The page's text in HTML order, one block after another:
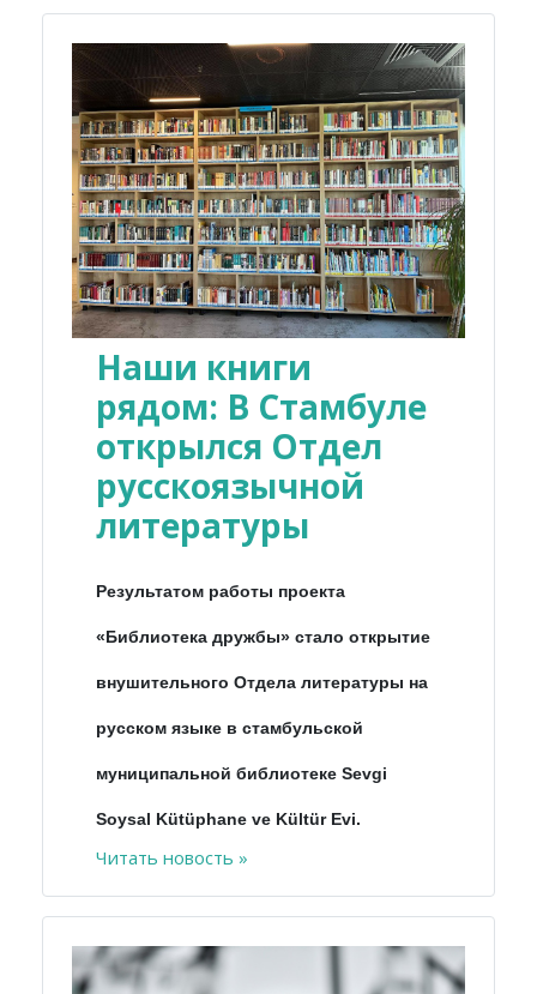
Наши книги
рядом: В Стамбуле
открылся Отдел
русскоязычной
литературы
Результатом работы проекта
«Библиотека дружбы» стало открытие
внушительного Отдела литературы на
русском языке в стамбульской
муниципальной библиотеке Sevgi
Soysal Kütüphane ve Kültür Evi.
Читать новость »